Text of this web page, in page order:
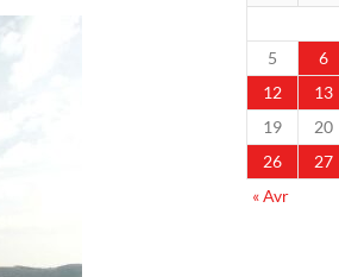
5
6
12
13
19
20
26
27
« Avr